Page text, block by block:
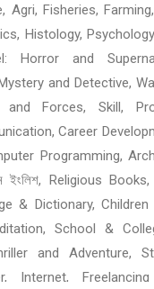
Agri, Fisheries,
Histology,
Horror and
and Detective,
and Forces, Skill,
Career
Programming,
ইংলিশ, Religious
& Dictionary,
School &
and Adventure,
Internet,